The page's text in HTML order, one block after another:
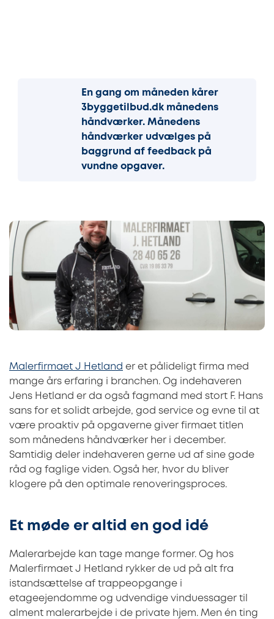
En gang om måneden kårer
3byggetilbud.dk månedens
håndværker. Månedens
håndværker udvælges på
baggrund af feedback på
vundne opgaver.
Malerfirmaet J Hetland er et pålideligt firma med
mange års erfaring i branchen. Og indehaveren
Jens Hetland er da også fagmand med stort F. Hans
sans for et solidt arbejde, god service og evne til at
være proaktiv på opgaverne giver firmaet titlen
som månedens håndværker her i december.
Samtidig deler indehaveren gerne ud af sine gode
råd og faglige viden. Også her, hvor du bliver
klogere på den optimale renoveringsproces.
Et møde er altid en god idé
Malerarbejde kan tage mange former. Og hos
Malerfirmaet J Hetland rykker de ud på alt fra
istandsættelse af trappeopgange i
etageejendomme og udvendige vinduessager til
alment malerarbejde i de private hjem. Men én ting